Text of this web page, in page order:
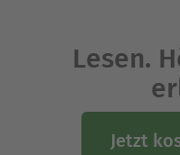
Lesen.
Jetzt